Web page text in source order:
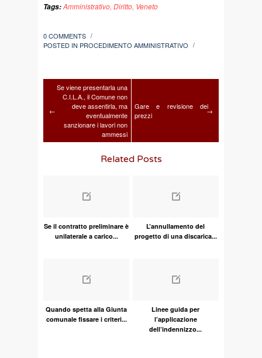
Tags:Amministrativo, Diritto, Veneto
0 COMMENTS /
POSTED IN PROCEDIMENTO AMMINISTRATIVO /
←
Se viene presentarla una
C.I.L.A., il Comune non
deve assentirla, ma
eventualmente
sanzionare i lavori non
ammessi
Gare e revisione dei
prezzi
→
Related Posts
Se il contratto preliminare è
unilaterale a carico...
L’annullamento del
progetto di una discarica...
Quando spetta alla Giunta
comunale fissare i criteri...
Linee guida per
l’applicazione
dell’indennizzo...